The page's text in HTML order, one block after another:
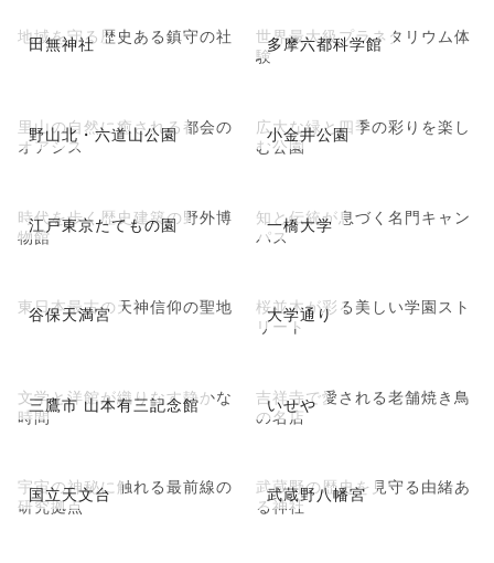
田無神社
地域を守る歴史ある鎮守の社 多摩六都科学館
世界最大級プラネタリウム体
験
野山北・六道山公園
里山の自然に癒される都会の
オアシス
小金井公園
広大な緑と四季の彩りを楽し
む公園
江戸東京たてもの園
時代を歩く歴史建築の野外博
物館
一橋大学
知と伝統が息づく名門キャン
パス
谷保天満宮
東日本最古の天神信仰の聖地 大学通り
桜並木が彩る美しい学園スト
リート
三鷹市 山本有三記念館
文学と洋館が織りなす静かな
時間
いせや
吉祥寺で愛される老舗焼き鳥
の名店
国立天文台
宇宙の神秘に触れる最前線の
研究拠点
武蔵野八幡宮
武蔵野の歴史を見守る由緒あ
る神社